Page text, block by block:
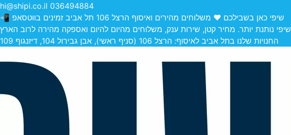
036494884
hi@shipi.co.il
שיפי כאן בשבילכם ❤️ משלוחים מהירים ואיסוף הרצל 106 תל אביב זמינים בווטסאפ 📲
שיפי נותנת יותר. מחיר קטן, שירות ענק, משלוחים מהיום להיום ואספקה מהירה לרוב הארץ
החנויות שלנו בתל אביב לאיסוף: הרצל 106 (סניף ראשי), אבן גבירול 104, דיזנגוף 109